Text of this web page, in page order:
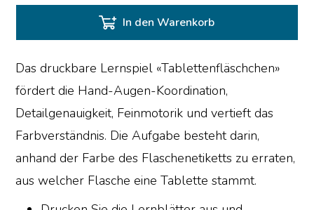
In den Warenkorb
Das druckbare Lernspiel «Tablettenfläschchen»
fördert die Hand-Augen-Koordination,
Detailgenauigkeit, Feinmotorik und vertieft das
Farbverständnis. Die Aufgabe besteht darin,
anhand der Farbe des Flaschenetiketts zu erraten,
aus welcher Flasche eine Tablette stammt.